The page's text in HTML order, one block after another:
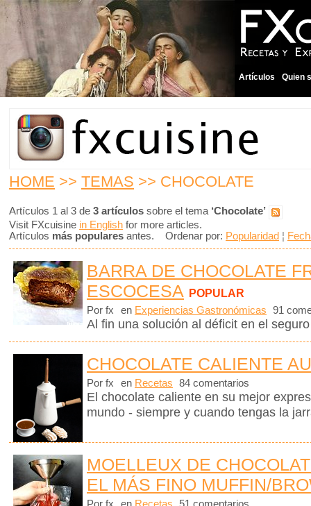
Artículos Quien
HOME >> TEMAS >> CHOCOLATE
Artículos 1 al 3 de 3 artículos sobre el tema ‘Chocolate’
Visit FXcuisine in English for more articles.
Artículos más populares antes. Ordenar por: Popularidad ¦
BARRA DE CHOCOLATE
ESCOCESA POPULAR
Por fx en Experiencias Gastronómicas 91
Al fin una solución al déficit en el
CHOCOLATE CALIENTE
Por fx en Recetas 84 comentarios
El chocolate caliente en su mejor
mundo - siempre y cuando tengas la
MOELLEUX DE
EL MÁS FINO MUFFIN/